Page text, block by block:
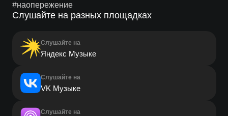
#наопережение
Слушайте на разных площадках
Слушайте на
Яндекс Музыке
Слушайте на
VK Музыке
Слушайте на